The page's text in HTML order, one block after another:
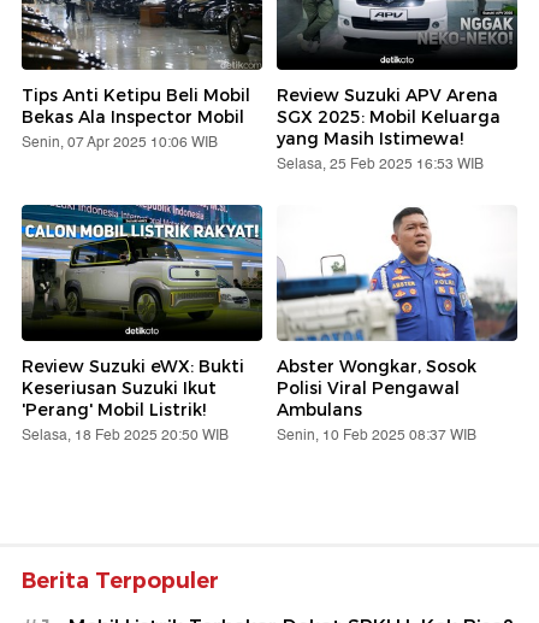
Tips Anti Ketipu Beli Mobil
Bekas Ala Inspector Mobil
Senin, 07 Apr 2025 10:06 WIB
Review Suzuki APV Arena
SGX 2025: Mobil Keluarga
yang Masih Istimewa!
Selasa, 25 Feb 2025 16:53 WIB
Review Suzuki eWX: Bukti
Keseriusan Suzuki Ikut
'Perang' Mobil Listrik!
Selasa, 18 Feb 2025 20:50 WIB
Abster Wongkar, Sosok
Polisi Viral Pengawal
Ambulans
Senin, 10 Feb 2025 08:37 WIB
Berita Terpopuler